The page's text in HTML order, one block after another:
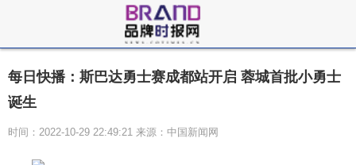
每日快播：斯巴达勇士赛成都站开启 蓉城首批小勇士
诞生
时间：2022-10-29 22:49:21 来源：中国新闻网